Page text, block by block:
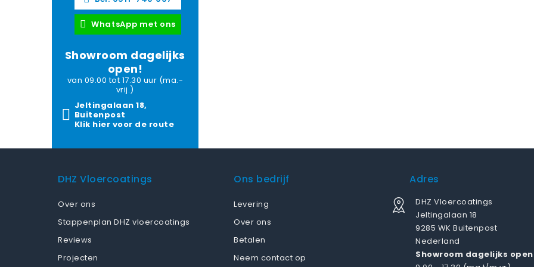
WhatsApp met ons
Showroom dagelijks
open!
van 09.00 tot 17.30 uur (ma.-
vrij.)
Jeltingalaan 18,
Buitenpost
Klik hier voor de route
DHZ Vloercoatings
Over ons
Stappenplan DHZ vloercoatings
Reviews
Projecten
Ons bedrijf
Levering
Over ons
Betalen
Neem contact op
Adres
DHZ Vloercoatings
Jeltingalaan 18
9285 WK Buitenpost
Nederland
Showroom dagelijks